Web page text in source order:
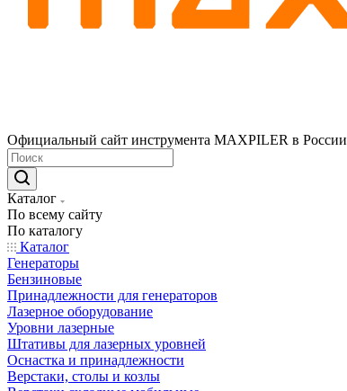
Официальный сайт инструмента MAXPILER в России
Каталог
По всему сайту
По каталогу
Каталог
Генераторы
Бензиновые
Принадлежности для генераторов
Лазерное оборудование
Уровни лазерные
Штативы для лазерных уровней
Оснастка и принадлежности
Верстаки, столы и козлы